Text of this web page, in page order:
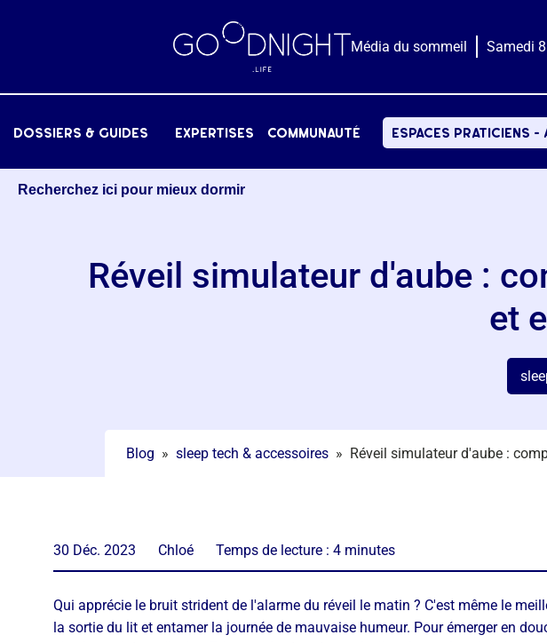
Média du sommeil Samedi
dossiers & Guides expertises communauté espaces praticiens -
Recherchez ici pour mieux dormir
Réveil simulateur d'aube :
et
Blog » sleep tech & accessoires » Réveil simulateur d'aube :
30 Déc. 2023 Chloé Temps de lecture : 4 minutes
Qui apprécie le bruit strident de l'alarme du réveil le matin ? C'est même le
la sortie du lit et entamer la journée de mauvaise humeur. Pour émerger en